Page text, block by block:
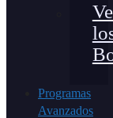
Programas
Avanzados